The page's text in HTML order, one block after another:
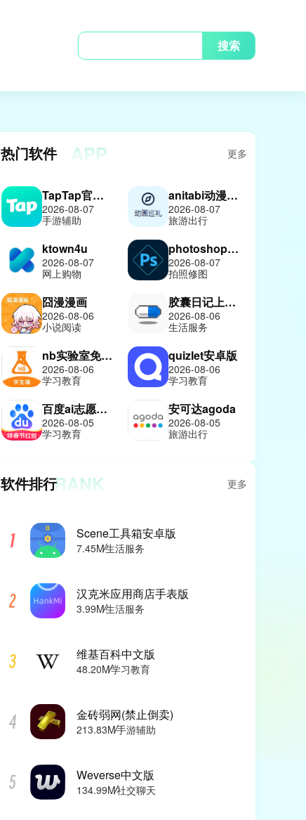
搜索
热门软件 APP 更多
TapTap官方正版
2026-08-07
手游辅助
anitabi动漫巡礼
2026-08-07
旅游出行
ktown4u
2026-08-07
网上购物
photoshop中文版
2026-08-07
拍照修图
囧漫漫画
2026-08-06
小说阅读
胶囊日记上善版
2026-08-06
生活服务
nb实验室免费版
2026-08-06
学习教育
quizlet安卓版
2026-08-06
学习教育
百度ai志愿报考助手
2026-08-05
学习教育
安可达agoda
2026-08-05
旅游出行
软件排行RANK 更多
Scene工具箱安卓版
7.45M生活服务
汉克米应用商店手表版
3.99M生活服务
维基百科中文版
48.20M学习教育
金砖弱网(禁止倒卖)
213.83M手游辅助
Weverse中文版
134.99M社交聊天